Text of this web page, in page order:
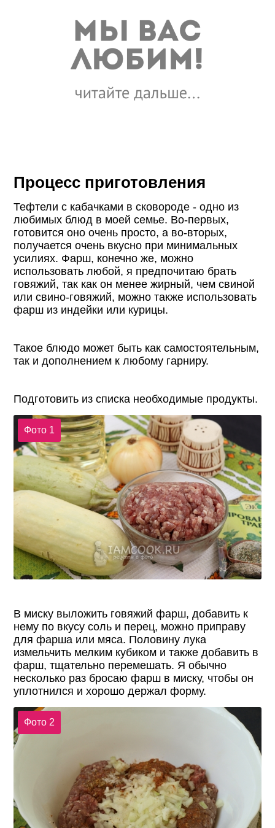
Процесс приготовления
Тефтели с кабачками в сковороде - одно из
любимых блюд в моей семье. Во-первых,
готовится оно очень просто, а во-вторых,
получается очень вкусно при минимальных
усилиях. Фарш, конечно же, можно
использовать любой, я предпочитаю брать
говяжий, так как он менее жирный, чем свиной
или свино-говяжий, можно также использовать
фарш из индейки или курицы.
Такое блюдо может быть как самостоятельным,
так и дополнением к любому гарниру.
Подготовить из списка необходимые продукты.
Фото 1
В миску выложить говяжий фарш, добавить к
нему по вкусу соль и перец, можно приправу
для фарша или мяса. Половину лука
измельчить мелким кубиком и также добавить в
фарш, тщательно перемешать. Я обычно
несколько раз бросаю фарш в миску, чтобы он
уплотнился и хорошо держал форму.
Фото 2